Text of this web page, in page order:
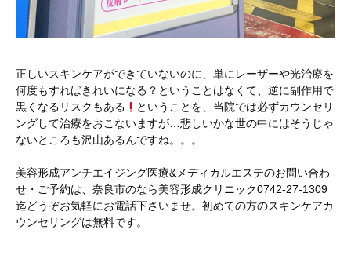
正しいスキンケアができていないのに、単にレーザーや光治療を
何度もすればきれいになる？ということはなくて、逆に副作用で
黒くなるリスクもある
ということを、当院では必ずカウンセリ
ングして治療をおこないますが…悲しいかな世の中にはそうじゃ
ないところも沢山あるんですね。。。
美容形成アンチエイジング医療&メディカルエステのお問い合わ
せ・ご予約は、奈良市のなら美容形成クリニック0742-27-1309
迄どうぞお気軽にお電話下さいませ。初めての方のスキンケアカ
ウンセリングは無料です。